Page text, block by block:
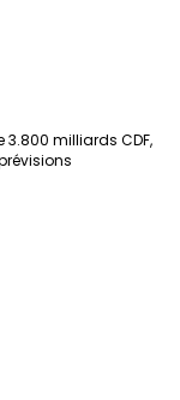
3.800 milliards CDF,